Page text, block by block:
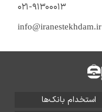
۰۲۱-۹۱۳۰۰۰۱۳
info@iranestekhdam.ir
استخدام بانک‌ها